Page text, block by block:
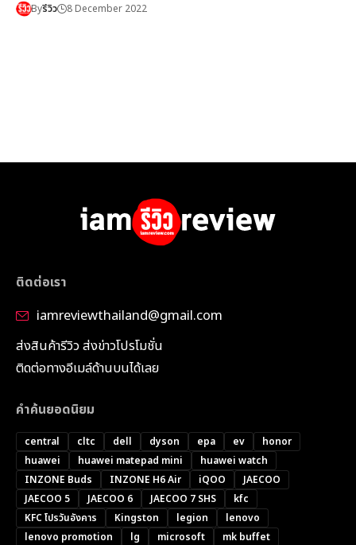
Byรีวิว 8 December 2022
ติดต่อเรา
iamreviewthailand@gmail.com
ส่งสินค้ารีวิว ส่งข่าวโปรโมชั่น
ติดต่อทางอีเมล์ด้านบนได้เลย
คำค้นยอดนิยม
central cltc dell dyson epa ev
honor
huawei
huawei matepad mini
huawei watch
INZONE Buds
INZONE H6 Air iQOO
JAECOO
JAECOO 5
JAECOO 6 JAECOO 7 SHS
kfc
KFC โปรวันอังคาร
Kingston legion
lenovo
lenovo promotion
lg microsoft
mk buffet